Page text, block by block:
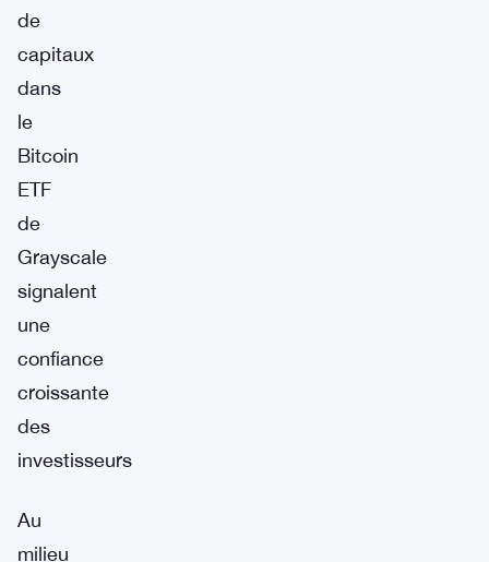
de
capitaux
dans
le
Bitcoin
ETF
de
Grayscale
signalent
une
confiance
croissante
des
investisseurs
Au
milieu